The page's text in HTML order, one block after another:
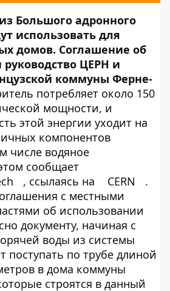
Большого адронного
использовать для
домов. Соглашение об
ЦЕРН и
коммуны Ферне-
потребляет около 150
мощности, и
этой энергии уходит на
компонентов
числе водяное
сообщает
, ссылаясь на CERN
.
с местными
об использовании
документу, начиная с
воды из системы
поступать по трубе длиной
в дома коммуны
строятся в данный